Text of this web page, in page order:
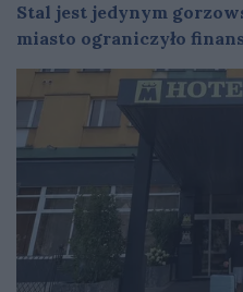
Stal jest jedynym
miasto ograniczyło